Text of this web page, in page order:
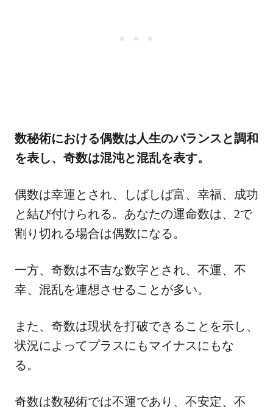
数秘術における偶数は人生のバランスと調和
を表し、奇数は混沌と混乱を表す。
偶数は幸運とされ、しばしば富、幸福、成功
と結び付けられる。あなたの運命数は、2で
割り切れる場合は偶数になる。
一方、奇数は不吉な数字とされ、不運、不
幸、混乱を連想させることが多い。
また、奇数は現状を打破できることを示し、
状況によってプラスにもマイナスにもな
る。
奇数は数秘術では不運であり、不安定、不